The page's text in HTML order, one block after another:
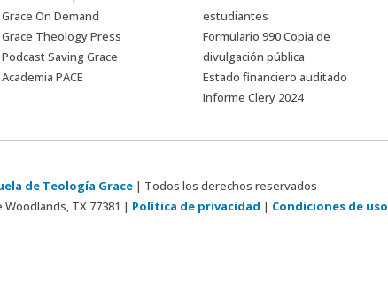
Grace On Demand
Grace Theology Press
Podcast Saving Grace
Academia PACE
estudiantes
Formulario 990 Copia de
divulgación pública
Estado financiero auditado
Informe Clery 2024
de Teología Grace | Todos los derechos reservados
TX 77381 | Política de privacidad | Condiciones de uso